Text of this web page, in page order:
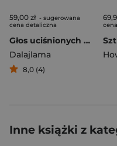
59,00 zł - sugerowana
cena detaliczna
Głos uciśnionych Siedem dekad walki z Chinami o mój kraj i naród
Dalajlama
8,0 (4)
Inne książki z